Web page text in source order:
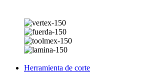
Herramienta de corte